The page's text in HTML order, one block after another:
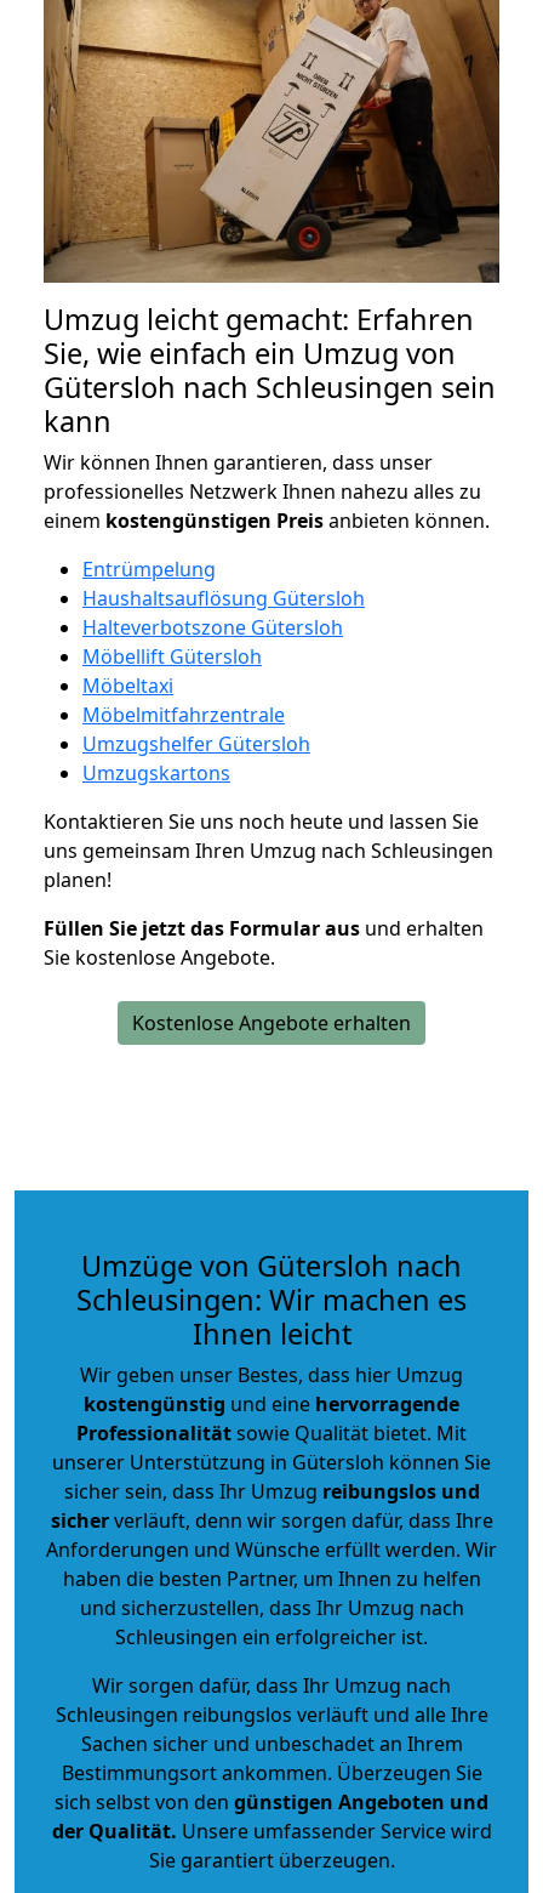
Umzug leicht gemacht: Erfahren
Sie, wie einfach ein Umzug von
Gütersloh nach Schleusingen sein
kann
Wir können Ihnen garantieren, dass unser
professionelles Netzwerk Ihnen nahezu alles zu
einem kostengünstigen Preisanbieten können.
Entrümpelung
Haushaltsauflösung Gütersloh
Halteverbotszone Gütersloh
Möbellift Gütersloh
Möbeltaxi
Möbelmitfahrzentrale
Umzugshelfer Gütersloh
Umzugskartons
Kontaktieren Sie uns noch heute und lassen Sie
uns gemeinsam Ihren Umzug nach Schleusingen
planen!
Füllen Sie jetzt das Formular aus und erhalten
Sie kostenlose Angebote.
Kostenlose Angebote erhalten
Umzüge von Gütersloh nach
Schleusingen: Wir machen es
Ihnen leicht
Wir geben unser Bestes, dass hier Umzug
kostengünstig und eine hervorragende
Professionalitätsowie Qualität bietet. Mit
unserer Unterstützung in Gütersloh können Sie
sicher sein, dass Ihr Umzug reibungslos und
sicherverläuft, denn wir sorgen dafür, dass Ihre
Anforderungen und Wünsche erfüllt werden. Wir
haben die besten Partner, um Ihnen zu helfen
und sicherzustellen, dass Ihr Umzug nach
Schleusingen ein erfolgreicher ist.
Wir sorgen dafür, dass Ihr Umzug nach
Schleusingen reibungslos verläuft und alle Ihre
Sachen sicher und unbeschadet an Ihrem
Bestimmungsort ankommen. Überzeugen Sie
sich selbst von den günstigen Angeboten und
der Qualität. Unsere umfassender Service wird
Sie garantiert überzeugen.